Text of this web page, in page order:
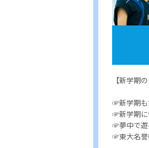
【新学期
☞新学期も
☞新学期に
☞夢中で遊
☞東大名誉